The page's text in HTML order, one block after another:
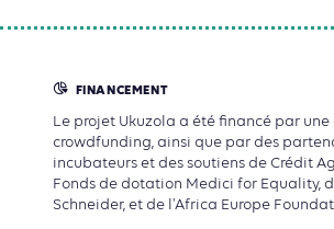
FINANCEMENT
Le projet Ukuzola a été financé par
crowdfunding, ainsi que par des
incubateurs et des soutiens de Crédit
Fonds de dotation Medici for Equality,
Schneider, et de l'Africa Europe